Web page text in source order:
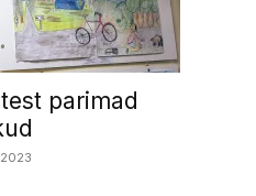
parimad